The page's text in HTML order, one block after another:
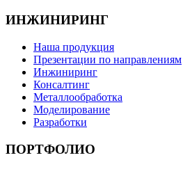
ИНЖИНИРИНГ
Наша продукция
Презентации по направлениям
Инжиниринг
Консалтинг
Металлообработка
Моделирование
Разработки
ПОРТФОЛИО